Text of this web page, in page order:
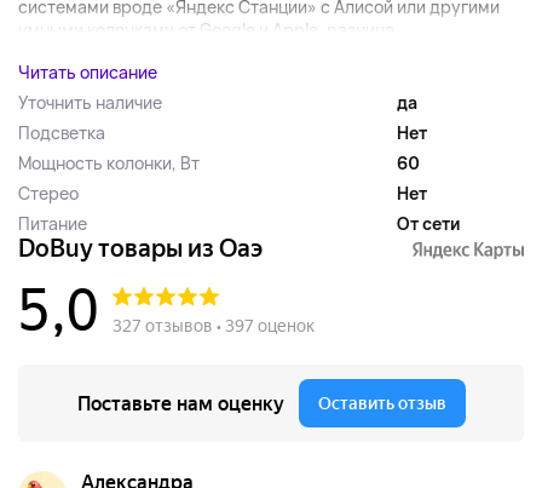
системами вроде «Яндекс Станции» с Алисой или другими
умными колонками от Google и Apple, разница...
Читать описание
Уточнить наличие
да
Подсветка
Нет
Мощность колонки, Вт
60
Стерео
Нет
Питание
От сети